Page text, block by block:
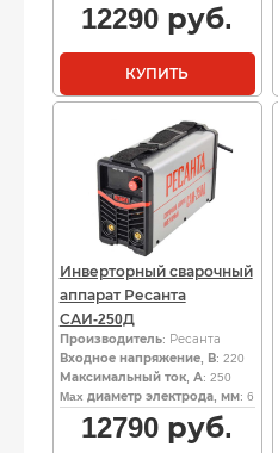
12290 руб.
КУПИТЬ
Инверторный сварочный
аппарат Ресанта
САИ-250Д
Производитель: Ресанта
Входное напряжение, В: 220
Максимальный ток, А: 250
Max диаметр электрода, мм: 6
12790 руб.